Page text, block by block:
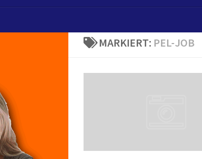
MARKIERT: PEL-JOB